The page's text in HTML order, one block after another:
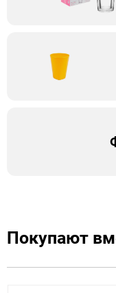
Покупают